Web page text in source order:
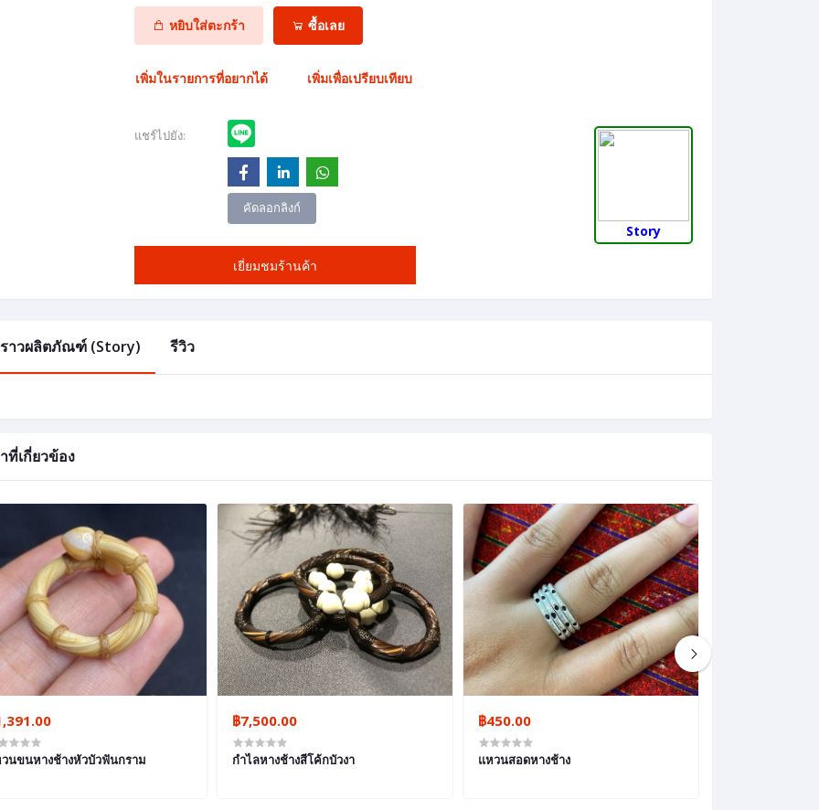
หยิบใส่ตะกร้า ซื้อเลย
เพิ่มในรายการที่อยากได้ เพิ่มเพื่อเปรียบเทียบ
แชร์ไปยัง:
คัดลอกลิงก์
เยี่ยมชมร้านค้า
Story
ราวผลิตภัณฑ์ (Story) รีวิว
ที่เกี่ยวข้อง
นขนหางช้างหัวบัวฟันกราม
฿7,500.00
กำไลหางช้างสีโค้กบัวงา
฿450.00
แหวนสอดหางช้าง